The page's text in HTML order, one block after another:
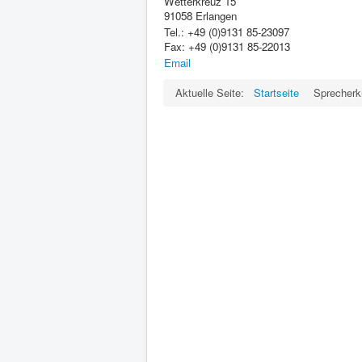
91058 Erlangen
Tel.: +49 (0)9131 85-23097
Fax: +49 (0)9131 85-22013
Email
Aktuelle Seite:
Startseite